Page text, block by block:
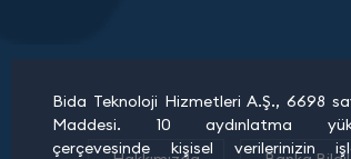
Bida Teknoloji Hizmetleri A.Ş., 6698
Maddesi. 10 aydınlatma
çerçevesinde kişisel verilerinizin